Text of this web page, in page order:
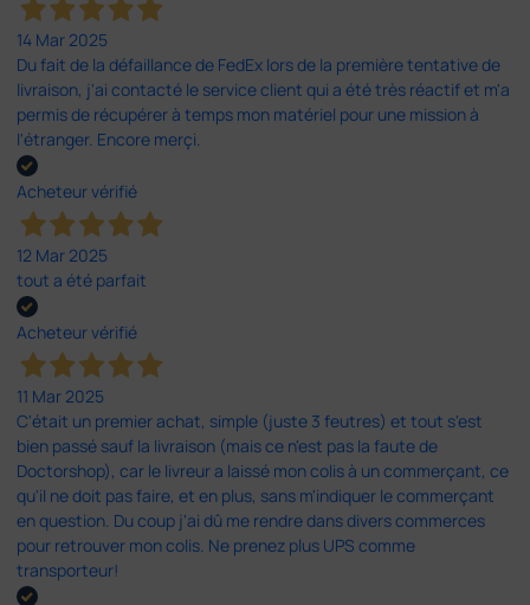
14 Mar 2025
Du fait de la défaillance de FedEx lors de la première tentative de
livraison, j'ai contacté le service client qui a été très réactif et m'a
permis de récupérer à temps mon matériel pour une mission à
l'étranger. Encore merçi.
Acheteur vérifié
12 Mar 2025
tout a été parfait
Acheteur vérifié
11 Mar 2025
C'était un premier achat, simple (juste 3 feutres) et tout s'est
bien passé sauf la livraison (mais ce n'est pas la faute de
Doctorshop), car le livreur a laissé mon colis à un commerçant, ce
qu'il ne doit pas faire, et en plus, sans m'indiquer le commerçant
en question. Du coup j'ai dû me rendre dans divers commerces
pour retrouver mon colis. Ne prenez plus UPS comme
transporteur!